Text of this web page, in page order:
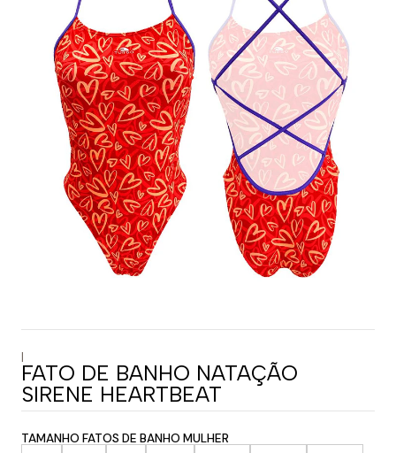
|
FATO DE BANHO NATAÇÃO
SIRENE HEARTBEAT
TAMANHO FATOS DE BANHO MULHER